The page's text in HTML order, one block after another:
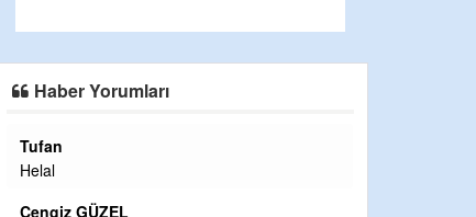
Haber Yorumları
Halil Aydın
Çırak ustasından öğrenir kısmet bağlamayı...